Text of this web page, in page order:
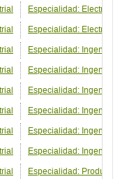
Especialidad:
Especialidad:
Especialidad: Ingeniería
Especialidad: Ingeniería
Especialidad: Ingeniería
Especialidad: Ingeniería
Especialidad: Ingeniería
Especialidad: Ingeniería
Especialidad: